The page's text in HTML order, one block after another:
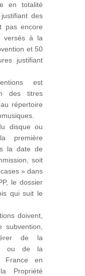
en totalité
des
pas encore
versés à la
et 50
justifiant
est
des titres
répertoire
disque ou
première
la date de
soit
» dans
le dossier
qui suit le
doivent,
subvention,
de la
ou de la
France en
Propriété